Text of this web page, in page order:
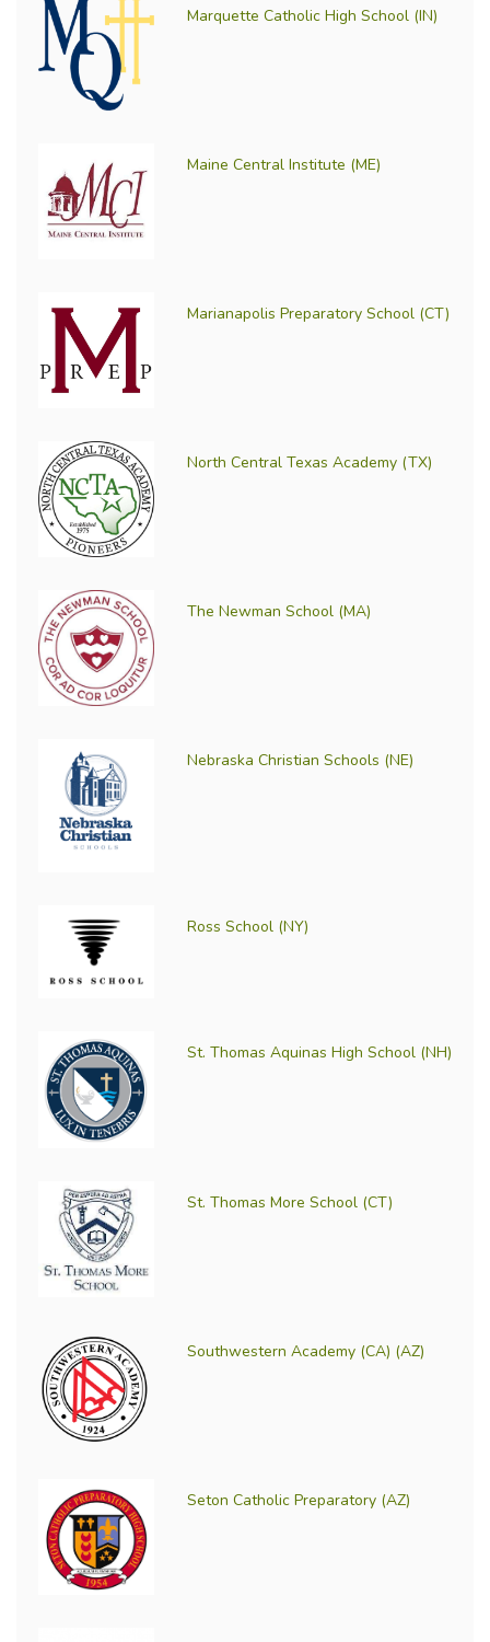
Marquette Catholic High School (IN)
Maine Central Institute (ME)
Marianapolis Preparatory School (CT)
North Central Texas Academy (TX)
The Newman School (MA)
Nebraska Christian Schools (NE)
Ross School (NY)
St. Thomas Aquinas High School (NH)
St. Thomas More School (CT)
Southwestern Academy (CA) (AZ)
Seton Catholic Preparatory (AZ)